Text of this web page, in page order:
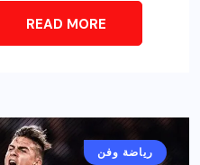
READ MORE
رياضة وفن